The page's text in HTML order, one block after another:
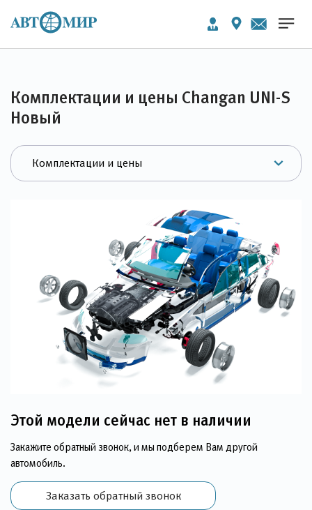
Комплектации и цены Changan UNI-S
Новый
Этой модели сейчас нет в наличии
Закажите обратный звонок, и мы подберем Вам другой
автомобиль.
Заказать обратный звонок